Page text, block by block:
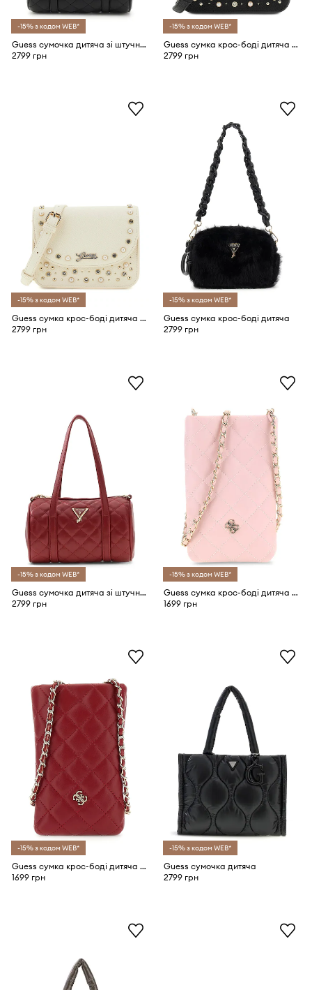
-15% з кодом WEB*
Guess сумочка дитяча зі штучної шкіри
2799 грн
-15% з кодом WEB*
Guess сумка крос-боді дитяча зі штучної шкіри
2799 грн
-15% з кодом WEB*
Guess сумка крос-боді дитяча зі штучної шкіри
2799 грн
-15% з кодом WEB*
Guess сумка крос-боді дитяча
2799 грн
-15% з кодом WEB*
Guess сумочка дитяча зі штучної шкіри
2799 грн
-15% з кодом WEB*
Guess сумка крос-боді дитяча зі штучної шкіри
1699 грн
-15% з кодом WEB*
Guess сумка крос-боді дитяча зі штучної шкіри
1699 грн
-15% з кодом WEB*
Guess сумочка дитяча
2799 грн